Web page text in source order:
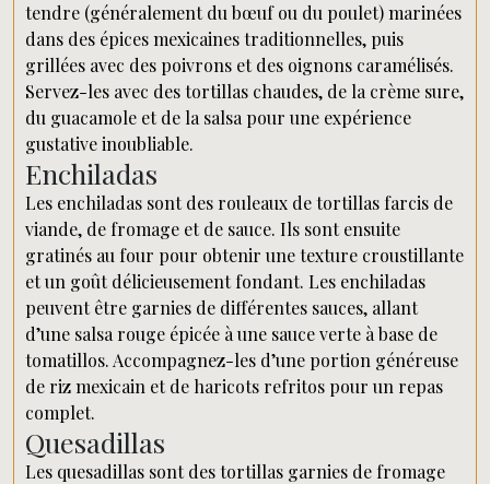
tendre (généralement du bœuf ou du poulet) marinées
dans des épices mexicaines traditionnelles, puis
grillées avec des poivrons et des oignons caramélisés.
Servez-les avec des tortillas chaudes, de la crème sure,
du guacamole et de la salsa pour une expérience
gustative inoubliable.
Enchiladas
Les enchiladas sont des rouleaux de tortillas farcis de
viande, de fromage et de sauce. Ils sont ensuite
gratinés au four pour obtenir une texture croustillante
et un goût délicieusement fondant. Les enchiladas
peuvent être garnies de différentes sauces, allant
d’une salsa rouge épicée à une sauce verte à base de
tomatillos. Accompagnez-les d’une portion généreuse
de riz mexicain et de haricots refritos pour un repas
complet.
Quesadillas
Les quesadillas sont des tortillas garnies de fromage